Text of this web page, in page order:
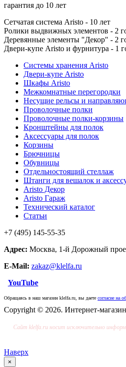
гарантия до 10 лет
Сетчатая система Aristo - 10 лет
Ролики выдвижных элементов - 2
Деревянные элементы "Декор" - 2
Двери-купе Aristo и фурнитура - 1
Системы хранения Aristo
Двери-купе Aristo
Шкафы Aristo
Межкомнатные перегородки
Несущие рельсы и
Проволочные полки
Проволочные полки-корзины
Кронштейны для полок
Аксессуары для полок
Корзины
Брючницы
Обувницы
Отдельностоящий стеллаж
Штанги для вешалок и
Aristo Декор
Aristo Гараж
Технический каталог
Статьи
+7 (495) 145-55-35
Адрес: Москва, 1-й Дорожный
E-Mail: zakaz@klelfa.ru
YouTube
Обращаясь в наш магазин klelfa.ru, вы даете согласие на
Copyright © 2026. Интернет-
Сайт klelfa.ru носит исключительно
Наверх
×